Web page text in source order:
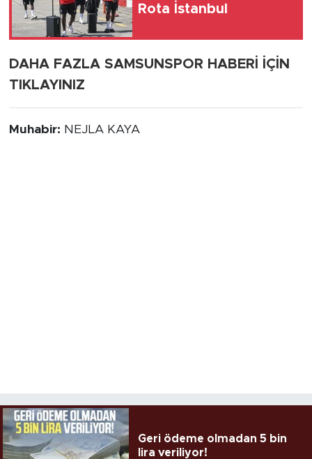
Rota İstanbul
DAHA FAZLA SAMSUNSPOR HABERİ İÇİN
TIKLAYINIZ
Muhabir: NEJLA KAYA
Geri ödeme olmadan 5 bin
lira veriliyor!